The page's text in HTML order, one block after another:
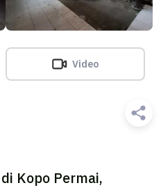
Video
Kopo Permai,